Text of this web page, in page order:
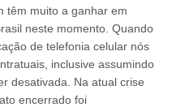
têm muito a ganhar em
neste momento. Quando
de telefonia celular nós
inclusive assumindo
desativada. Na atual crise
encerrado foi